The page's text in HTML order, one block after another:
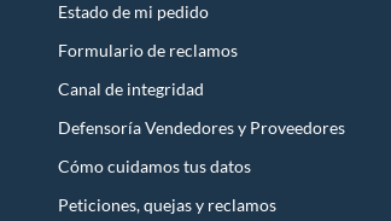
Estado de mi pedido
Formulario de reclamos
Canal de integridad
Defensoría Vendedores y Proveedores
Cómo cuidamos tus datos
Peticiones, quejas y reclamos